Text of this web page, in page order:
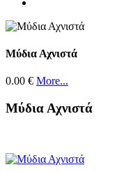
Μύδια Αχνιστά
0.00 € More...
Μύδια Αχνιστά